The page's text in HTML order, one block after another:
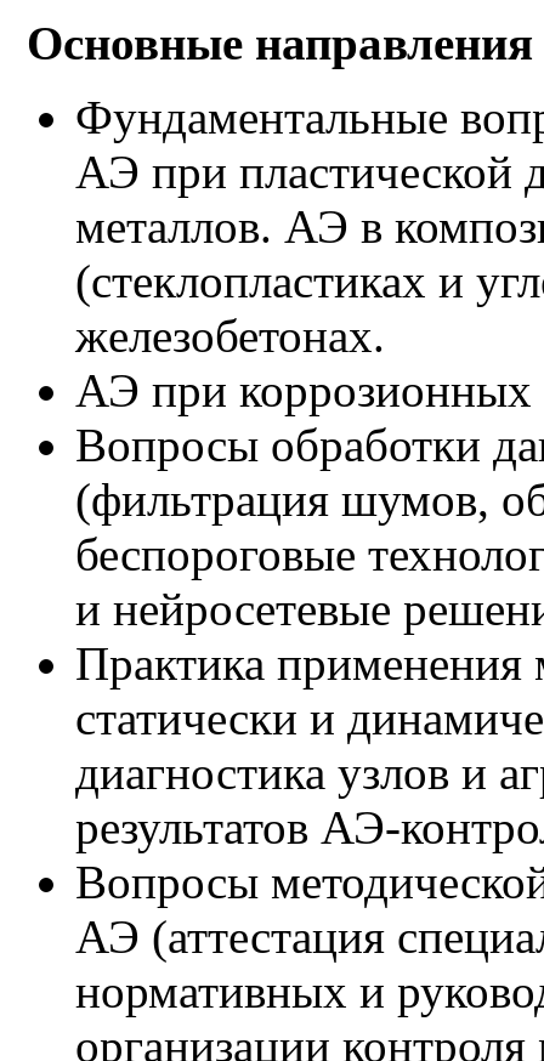
Основные
Фундаментальные
АЭ при пластической
металлов. АЭ в
(стеклопластиках и
железобетонах.
АЭ при коррозионных
Вопросы обработки
(фильтрация шумов,
беспороговые
и нейросетевые
Практика применения
статически и
диагностика узлов и
результатов АЭ-
Вопросы
АЭ (аттестация
нормативных и
организации